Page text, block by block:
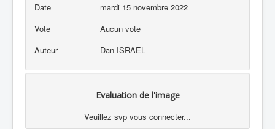
Date
mardi 15 novembre 2022
Vote
Aucun vote
Auteur
Dan ISRAEL
Evaluation de l'image
Veuillez svp vous connecter...